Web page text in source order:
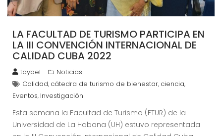
LA FACULTAD DE TURISMO PARTICIPA EN
LA III CONVENCIÓN INTERNACIONAL DE
CALIDAD CUBA 2022
taybel
Noticias
Calidad, cátedra de turismo de bienestar, ciencia,
Eventos, Investigación
Esta semana la Facultad de Turismo (FTUR) de la
Universidad de La Habana (UH) estuvo representada